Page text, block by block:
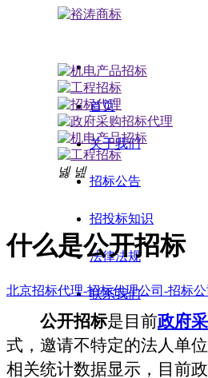
首页
关于我们
招标公告
招投标知识
法律法规
联系我们
넳 넲
什么是公开招标
北京招标代理-招标代理公司-招标
公开招标是目前政府
式，邀请不特定的法人单
相关统计数据显示，目前